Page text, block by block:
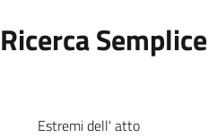
Ricerca Semplice
Estremi dell' atto